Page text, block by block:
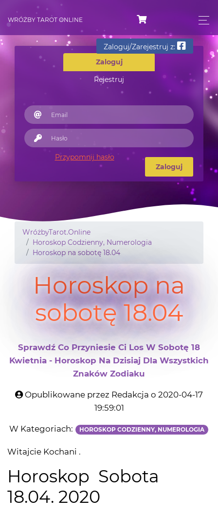
WRÓŻBY TAROT ONLINE
Zaloguj
Rejestruj
Zaloguj/Zarejestruj z:
Przypomnij hasło
Zaloguj
WróżbyTarot.Online
Horoskop Codzienny, Numerologia
Horoskop na sobotę 18.04
Horoskop na
sobotę 18.04
Sprawdź Co Przyniesie Ci Los W Sobotę 18
Kwietnia - Horoskop Na Dzisiaj Dla Wszystkich
Znaków Zodiaku
Opublikowane przez Redakcja o 2020-04-17
19:59:01
W Kategoriach: HOROSKOP CODZIENNY, NUMEROLOGIA
Witajcie Kochani .
Horoskop Sobota
18.04. 2020